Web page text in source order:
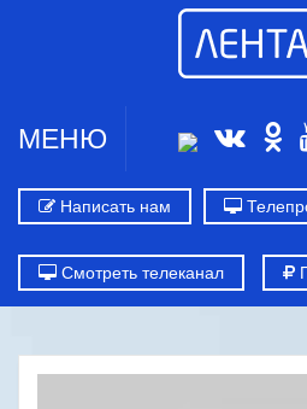
МЕНЮ
Написать нам
Смотреть телеканал